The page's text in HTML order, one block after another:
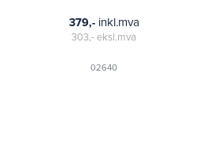
02640
379,- inkl.mva
303,-eksl.mva